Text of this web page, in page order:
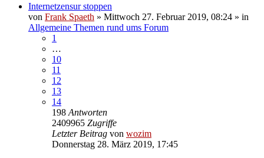
Internetzensur stoppen
von Frank Spaeth » Mittwoch 27. Februar 2019, 08:24 » in
Allgemeine Themen rund ums Forum
1
…
10
11
12
13
14
198 Antworten
2409965 Zugriffe
Letzter Beitrag von wozim
Donnerstag 28. März 2019, 17:45